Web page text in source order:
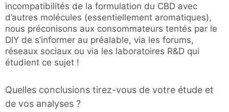
incompatibilités de la formulation du CBD avec
d’autres molécules (essentiellement aromatiques),
nous préconisons aux consommateurs tentés par le
DIY de s’informer au préalable, via les forums,
réseaux sociaux ou via les laboratoires R&D qui
étudient ce sujet !
Quelles conclusions tirez-vous de votre étude et
de vos analyses ?